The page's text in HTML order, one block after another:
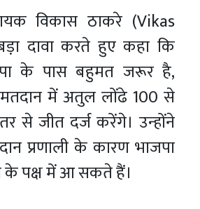
विकास ठाकरे (Vikas
दावा करते हुए कहा कि
के पास बहुमत जरूर है,
में अतुल लोंढे 100 से
से जीत दर्ज करेंगे। उन्होंने
प्रणाली के कारण भाजपा
के पक्ष में आ सकते हैं।